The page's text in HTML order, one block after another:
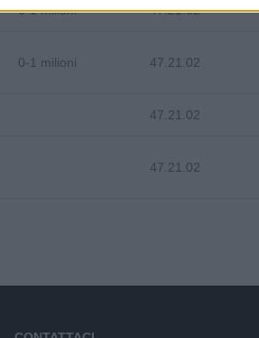
0-1 milioni 47.21.02
0-1 milioni 47.21.02
47.21.02
47.21.02